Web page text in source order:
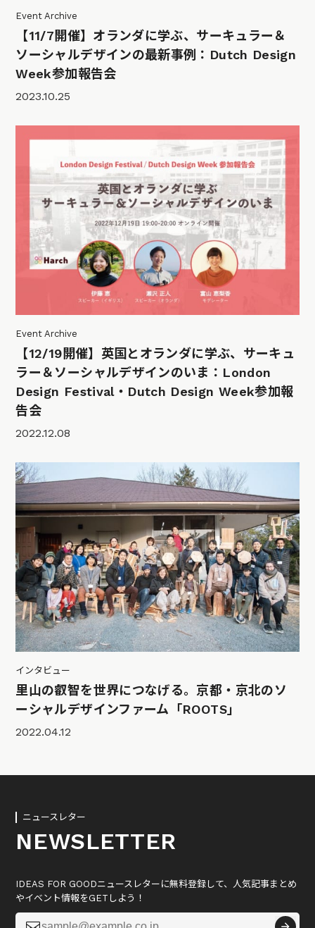
Event Archive
【11/7開催】オランダに学ぶ、サーキュラー＆
ソーシャルデザインの最新事例：Dutch Design
Week参加報告会
2023.10.25
Event Archive
【12/19開催】英国とオランダに学ぶ、サーキュ
ラー＆ソーシャルデザインのいま：London
Design Festival・Dutch Design Week参加報
告会
2022.12.08
インタビュー
里山の叡智を世界につなげる。京都・京北のソ
ーシャルデザインファーム「ROOTS」
2022.04.12
ニュースレター
NEWSLETTER
IDEAS FOR GOODニュースレターに無料登録して、人気記事まとめ
やイベント情報をGETしよう！